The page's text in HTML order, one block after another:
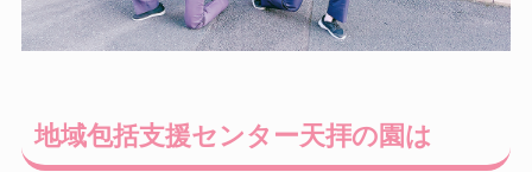
地域包括支援センター天拝の園は